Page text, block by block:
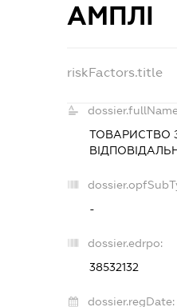
АМПЛІ
riskFactors.title
-
dossier.edrpo:
38532132
dossier.regDate: